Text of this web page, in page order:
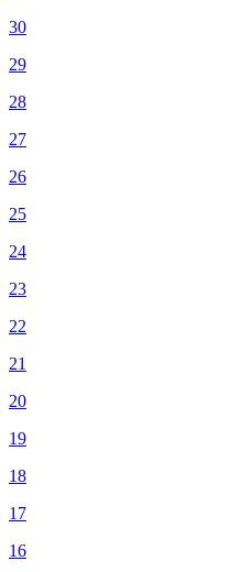
30
29
28
27
26
25
24
23
22
21
20
19
18
17
16